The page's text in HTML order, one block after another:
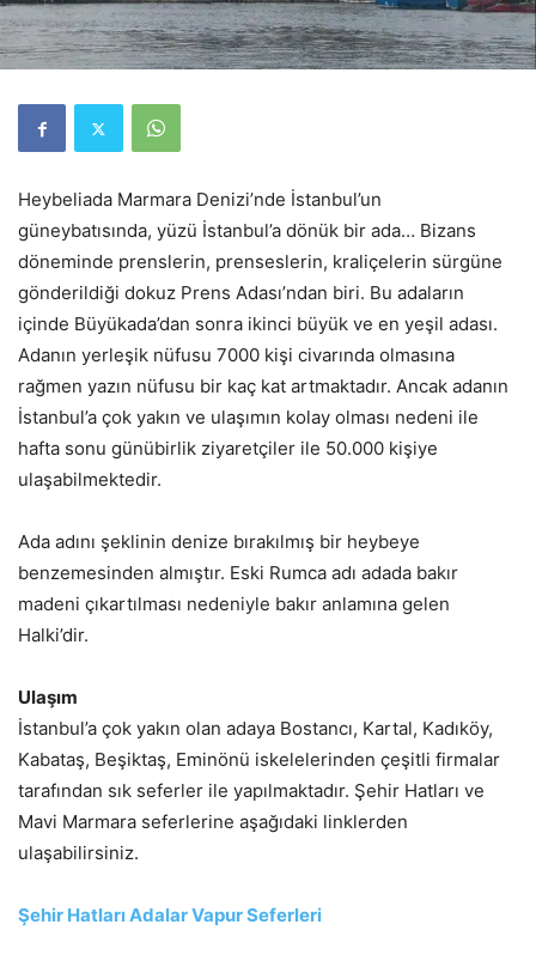
Heybeliada Marmara Denizi’nde İstanbul’un
güneybatısında, yüzü İstanbul’a dönük bir ada… Bizans
döneminde prenslerin, prenseslerin, kraliçelerin sürgüne
gönderildiği dokuz Prens Adası’ndan biri. Bu adaların
içinde Büyükada’dan sonra ikinci büyük ve en yeşil adası.
Adanın yerleşik nüfusu 7000 kişi civarında olmasına
rağmen yazın nüfusu bir kaç kat artmaktadır. Ancak adanın
İstanbul’a çok yakın ve ulaşımın kolay olması nedeni ile
hafta sonu günübirlik ziyaretçiler ile 50.000 kişiye
ulaşabilmektedir.
Ada adını şeklinin denize bırakılmış bir heybeye
benzemesinden almıştır. Eski Rumca adı adada bakır
madeni çıkartılması nedeniyle bakır anlamına gelen
Halki’dir.
Ulaşım
İstanbul’a çok yakın olan adaya Bostancı, Kartal, Kadıköy,
Kabataş, Beşiktaş, Eminönü iskelelerinden çeşitli firmalar
tarafından sık seferler ile yapılmaktadır. Şehir Hatları ve
Mavi Marmara seferlerine aşağıdaki linklerden
ulaşabilirsiniz.
Şehir Hatları Adalar Vapur Seferleri